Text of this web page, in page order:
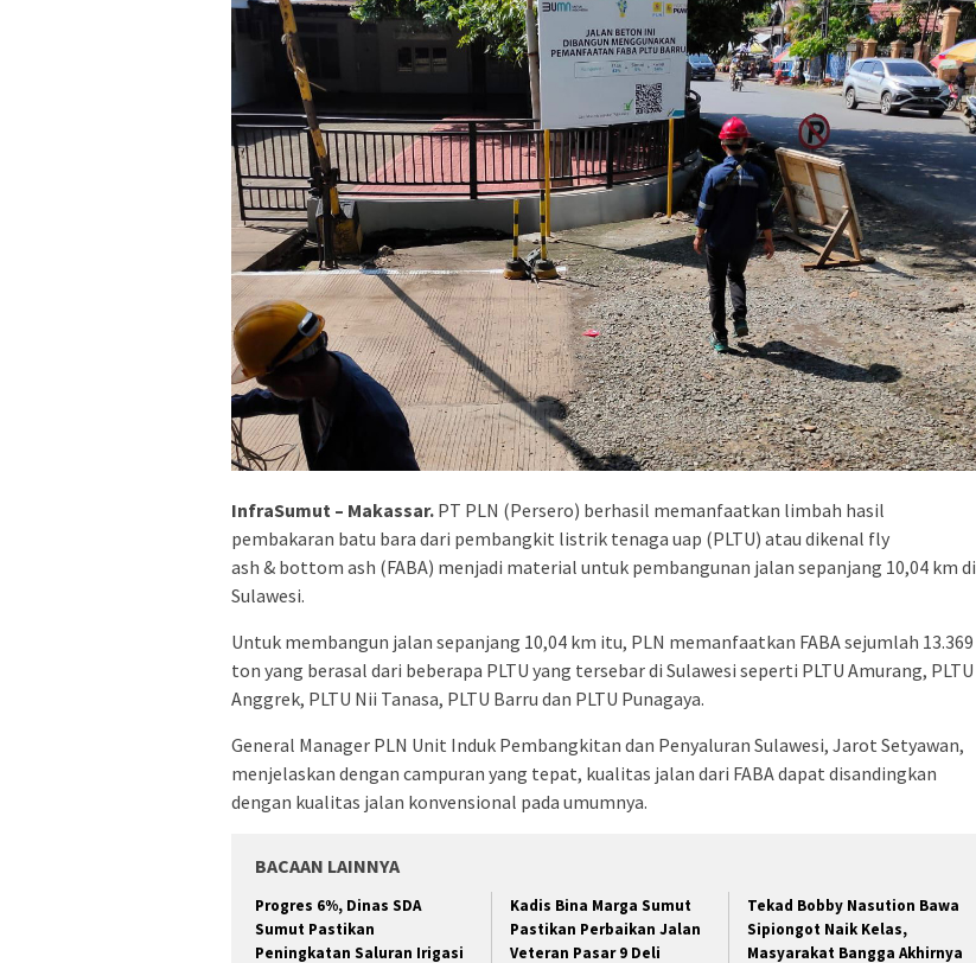
InfraSumut – Makassar. PT PLN (Persero) berhasil memanfaatkan limbah hasil
pembakaran batu bara dari pembangkit listrik tenaga uap (PLTU) atau dikenal fly
ash & bottom ash (FABA) menjadi material untuk pembangunan jalan sepanjang 10,04 km di
Sulawesi.
Untuk membangun jalan sepanjang 10,04 km itu, PLN memanfaatkan FABA sejumlah 13.369
ton yang berasal dari beberapa PLTU yang tersebar di Sulawesi seperti PLTU Amurang, PLTU
Anggrek, PLTU Nii Tanasa, PLTU Barru dan PLTU Punagaya.
General Manager PLN Unit Induk Pembangkitan dan Penyaluran Sulawesi, Jarot Setyawan,
menjelaskan dengan campuran yang tepat, kualitas jalan dari FABA dapat disandingkan
dengan kualitas jalan konvensional pada umumnya.
BACAAN LAINNYA
Progres 6%, Dinas SDA
Sumut Pastikan
Peningkatan Saluran Irigasi
Kadis Bina Marga Sumut
Pastikan Perbaikan Jalan
Veteran Pasar 9 Deli
Tekad Bobby Nasution Bawa
Sipiongot Naik Kelas,
Masyarakat Bangga Akhirnya